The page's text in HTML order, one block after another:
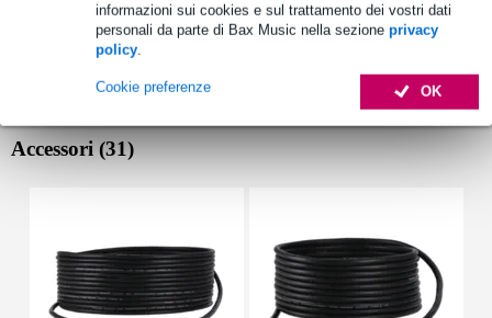
informazioni sui cookies e sul trattamento dei vostri dati
personali da parte di Bax Music nella sezione privacy
policy.
OK
Cookie preferenze
Accessori (31)